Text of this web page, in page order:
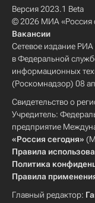
Версия 2023.1 Beta
© 2026 МИА «Россия
Вакансии
Сетевое издание
в Федеральной
информационных
(Роскомнадзор) 08
Свидетельство о
Учредитель:
предприятие
«Россия сегодня»
Правила
Политика
Правила
Главный редактор: